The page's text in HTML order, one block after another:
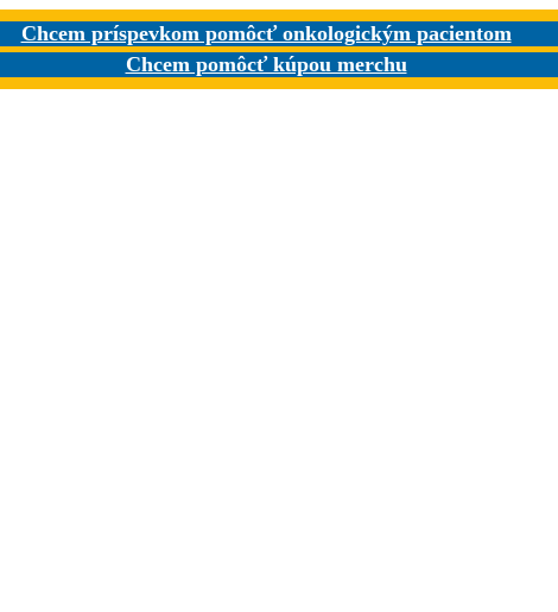
Chcem príspevkom pomôcť onkologickým pacientom
Chcem pomôcť kúpou merchu